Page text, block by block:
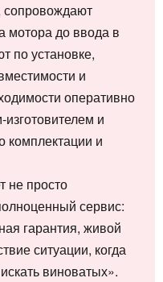
сопровождают
мотора до ввода в
по установке,
и
оперативно
и
и
не просто
сервис:
гарантия, живой
ситуации, когда
виноватых».